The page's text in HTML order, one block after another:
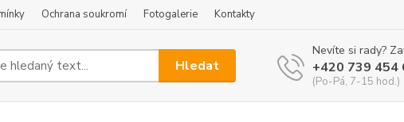
Ochrana soukromí Fotogalerie Kontakty
Hledat
Nevíte si rady?
+420 739 454
(Po-Pá, 7-15 hod.)